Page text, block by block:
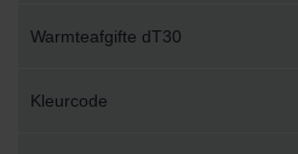
Warmteafgifte dT30
Kleurcode